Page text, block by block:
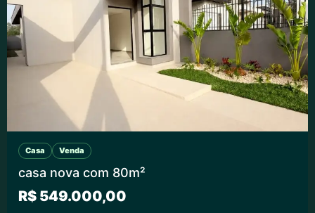
Casa Venda
casa nova com 80m²
R$ 549.000,00